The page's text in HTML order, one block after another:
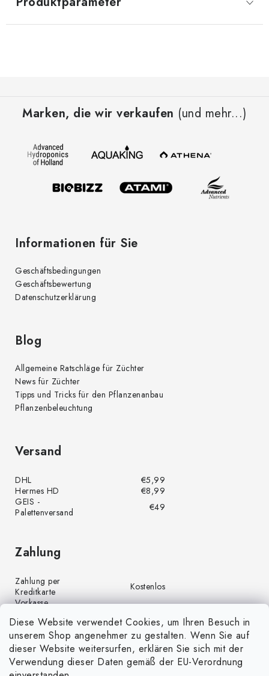
Diese Website verwendet Cookies, um Ihren Besuch in
unserem Shop angenehmer zu gestalten. Wenn Sie auf
dieser Website weitersurfen, erklären Sie sich mit der
Verwendung dieser Daten gemäß der EU-Verordnung
Marken, die wir verkaufen (und mehr...)
Informationen für Sie
Geschäftsbedingungen
Geschäftsbewertung
Datenschutzerklärung
Blog
Allgemeine Ratschläge für Züchter
News für Züchter
Tipps und Tricks für den Pflanzenanbau
Pflanzenbeleuchtung
Versand
DHL
€5,99
Hermes HD
€8,99
GEIS -
Palettenversand
€49
Zahlung
Zahlung per
Kreditkarte
Kostenlos
Vorkasse
Zahlung per PayPal
Kostenlos
Nachnahme
€4,00